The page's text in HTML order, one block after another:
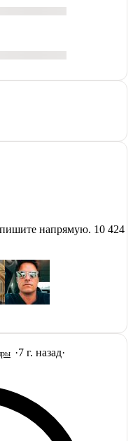
напрямую. 10 424
·7 г. назад·